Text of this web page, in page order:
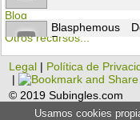
Blasphemous
Rumours
Only When I
Lose Myself
Wrong
Blog
Otros recursos...
Legal | Política de
|
© 2019 Subingles.com
Usamos cookies